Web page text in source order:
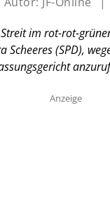
im rot-rot-
(SPD),
Anzeige